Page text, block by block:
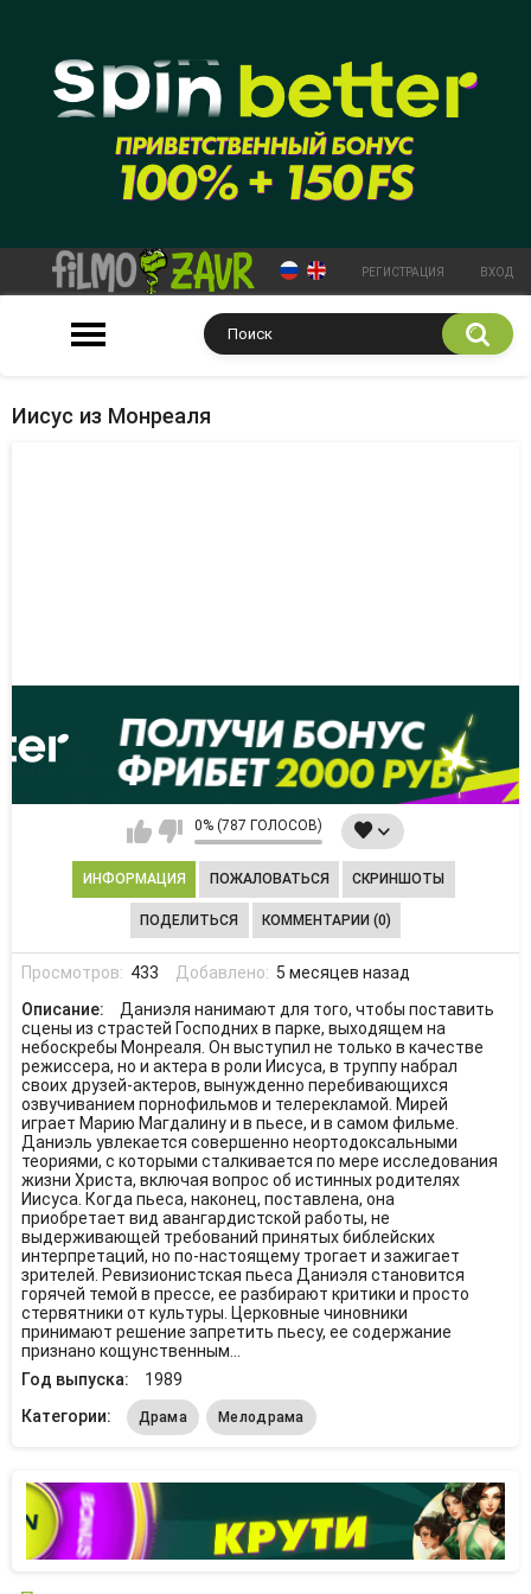
РЕГИСТРАЦИЯ ВХОД
Иисус из Монреаля
0% (787 ГОЛОСОВ)
ИНФОРМАЦИЯ ПОЖАЛОВАТЬСЯ СКРИНШОТЫ
ПОДЕЛИТЬСЯ КОММЕНТАРИИ (0)
Просмотров: 433 Добавлено: 5 месяцев назад
Описание:
Даниэля нанимают для того, чтобы поставить
сцены из страстей Господних в парке, выходящем на
небоскребы Монреаля. Он выступил не только в качестве
режиссера, но и актера в роли Иисуса, в труппу набрал
своих друзей-актеров, вынужденно перебивающихся
озвучиванием порнофильмов и телерекламой. Мирей
играет Марию Магдалину и в пьесе, и в самом фильме.
Даниэль увлекается совершенно неортодоксальными
теориями, с которыми сталкивается по мере исследования
жизни Христа, включая вопрос об истинных родителях
Иисуса. Когда пьеса, наконец, поставлена, она
приобретает вид авангардистской работы, не
выдерживающей требований принятых библейских
интерпретаций, но по-настоящему трогает и зажигает
зрителей. Ревизионистская пьеса Даниэля становится
горячей темой в прессе, ее разбирают критики и просто
стервятники от культуры. Церковные чиновники
принимают решение запретить пьесу, ее содержание
признано кощунственным...
Год выпуска:
1989
Категории:
Драма Мелодрама